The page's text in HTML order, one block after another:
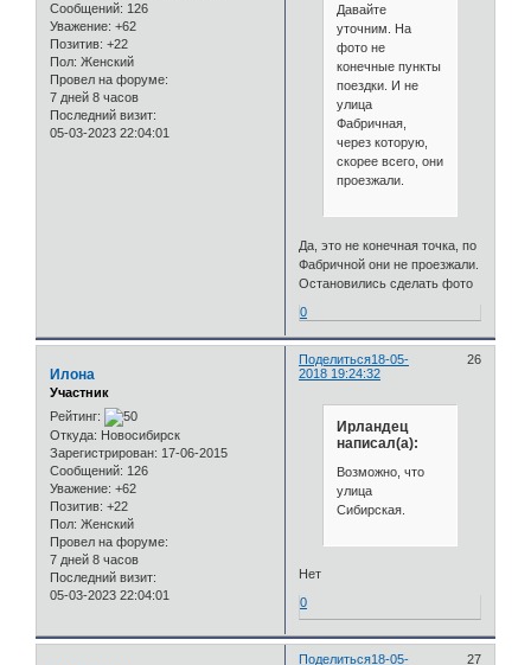
Сообщений: 126
Уважение: +62
Позитив: +22
Пол: Женский
Провел на форуме:
7 дней 8 часов
Последний визит:
05-03-2023 22:04:01
Давайте
уточним. На
фото не
конечные пункты
поездки. И не
улица
Фабричная,
через которую,
скорее всего, они
проезжали.
Да, это не конечная точка, по
Фабричной они не проезжали.
Остановились сделать фото
0
Поделиться 26
18-05-
2018 19:24:32
Илона
Участник
Рейтинг:
Откуда: Новосибирск
Зарегистрирован: 17-06-2015
Сообщений: 126
Уважение: +62
Позитив: +22
Пол: Женский
Провел на форуме:
7 дней 8 часов
Последний визит:
05-03-2023 22:04:01
Ирландец
написал(а):
Возможно, что
улица
Сибирская.
Нет
0
Поделиться 27
18-05-